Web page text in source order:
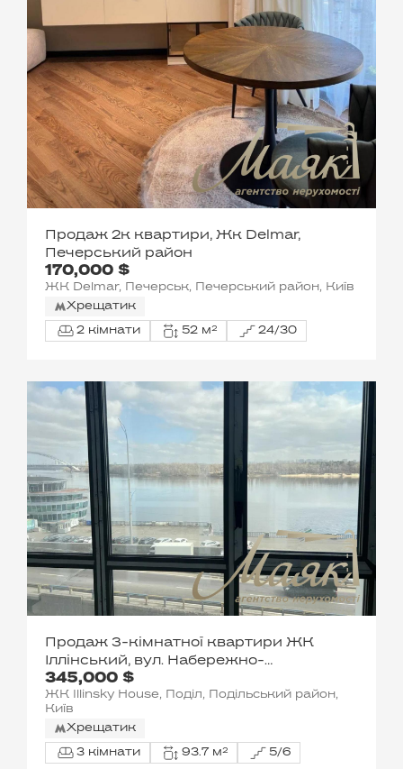
170,000 $
Продаж 2к квартири, Жк Delmar,
Печерський район
ЖК Delmar, Печерськ, Печерський район, Київ
Хрещатик
2 кімнати 52 м² 24/30
345,000 $
Продаж 3-кімнатної квартири ЖК
Іллінський, вул. Набережно-
Хрещатицька
ЖК Illinsky House, Поділ, Подільський район,
Київ
Хрещатик
3 кімнати 93.7 м² 5/6